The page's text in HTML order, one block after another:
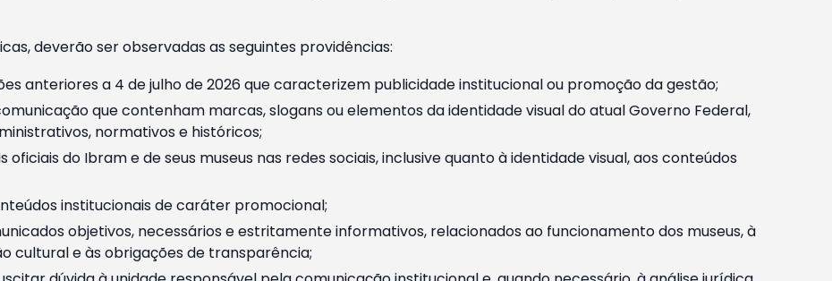
deverão ser observadas as seguintes providências:
anteriores a 4 de julho de 2026 que caracterizem publicidade institucional ou promoção da gestão;
que contenham marcas, slogans ou elementos da identidade visual do atual Governo Federal,
normativos e históricos;
do Ibram e de seus museus nas redes sociais, inclusive quanto à identidade visual, aos conteúdos
institucionais de caráter promocional;
objetivos, necessários e estritamente informativos, relacionados ao funcionamento dos museus, à
cultural e às obrigações de transparência;